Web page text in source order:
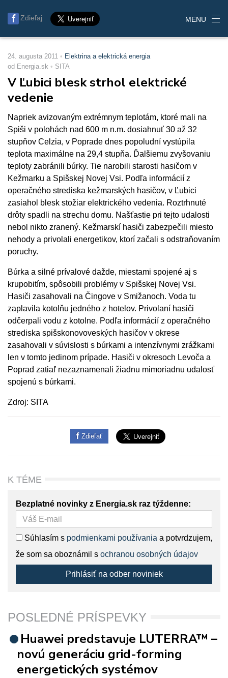
Zdieľaj MENU
24. augusta 2011
Elektrina a elektrická energia
od Energia.sk
SITA
V Ľubici blesk strhol elektrické
vedenie
Napriek avizovaným extrémnym teplotám, ktoré mali na
Spiši v polohách nad 600 m n.m. dosiahnuť 30 až 32
stupňov Celzia, v Poprade dnes popoludní vystúpila
teplota maximálne na 29,4 stupňa. Ďalšiemu zvyšovaniu
teploty zabránili búrky. Tie narobili starosti hasičom v
Kežmarku a Spišskej Novej Vsi. Podľa informácií z
operačného strediska kežmarských hasičov, v Ľubici
zasiahol blesk stožiar elektrického vedenia. Roztrhnuté
drôty spadli na strechu domu. Našťastie pri tejto udalosti
nebol nikto zranený. Kežmarskí hasiči zabezpečili miesto
nehody a privolali energetikov, ktorí začali s odstraňovaním
poruchy.
Búrka a silné prívalové dažde, miestami spojené aj s
krupobitím, spôsobili problémy v Spišskej Novej Vsi.
Hasiči zasahovali na Čingove v Smižanoch. Voda tu
zaplavila kotolňu jedného z hotelov. Privolaní hasiči
odčerpali vodu z kotolne. Podľa informácií z operačného
strediska spišskonovoveských hasičov v okrese
zasahovali v súvislosti s búrkami a intenzívnymi zrážkami
len v tomto jedinom prípade. Hasiči v okresoch Levoča a
Poprad zatiaľ nezaznamenali žiadnu mimoriadnu udalosť
spojenú s búrkami.
Zdroj: SITA
Zdieľať
K TÉME
Bezplatné novinky z Energia.sk raz týždenne:
Súhlasím s podmienkami používania a potvrdzujem,
že som sa oboznámil s ochranou osobných údajov
Prihlásiť na odber noviniek
POSLEDNÉ PRÍSPEVKY
Huawei predstavuje LUTERRA™ –
novú generáciu grid-forming
energetických systémov